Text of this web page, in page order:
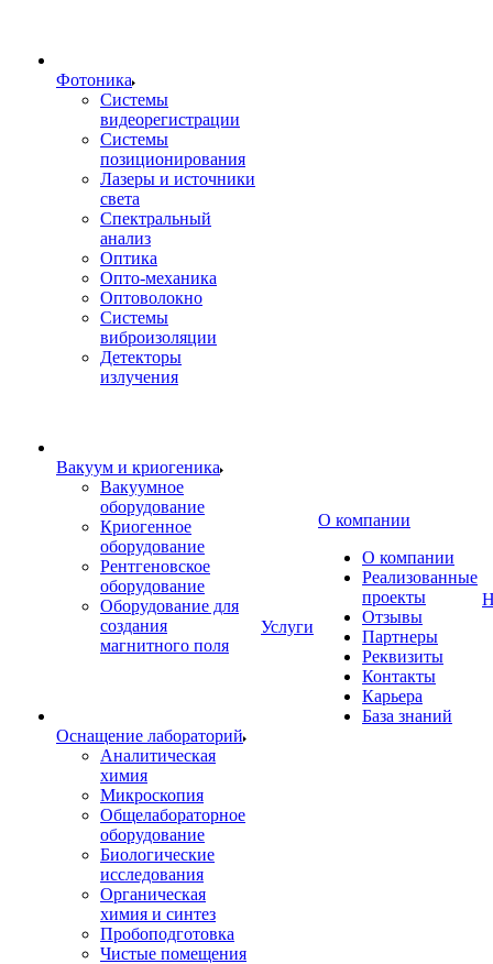
Фотоника
Cистемы
видеорегистрации
Системы
позиционирования
Лазеры и источники
света
Спектральный
анализ
Оптика
Опто-механика
Оптоволокно
Системы
виброизоляции
Детекторы
излучения
Вакуум и криогеника
Вакуумное
оборудование
Криогенное
оборудование
Рентгеновское
оборудование
Оборудование для
создания
магнитного поля
Оснащение лабораторий
Аналитическая
химия
Микроскопия
Общелабораторное
оборудование
Биологические
исследования
Органическая
химия и синтез
Пробоподготовка
Чистые помещения
Услуги
О компании
О компании
Реализованные
проекты
Отзывы
Партнеры
Реквизиты
Контакты
Карьера
База знаний